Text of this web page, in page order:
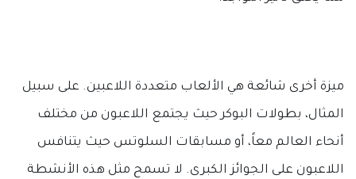
ميزة أخرى شائعة هي الألعاب متعددة اللاعبين. على سبيل
المثال، بطولات البوكر حيث يجتمع اللاعبون من مختلف
أنحاء العالم معاً، أو مسابقات السلوتس حيث يتنافس
اللاعبون على الجوائز الكبرى. لا تسمح مثل هذه الأنشطة